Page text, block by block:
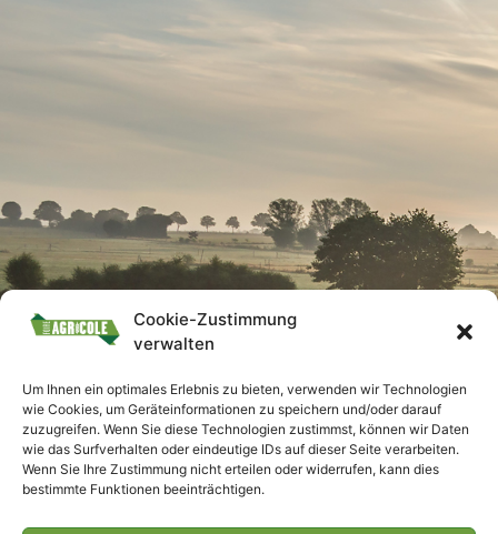
Cookie-Zustimmung
verwalten
Um Ihnen ein optimales Erlebnis zu bieten, verwenden wir Technologien
wie Cookies, um Geräteinformationen zu speichern und/oder darauf
zuzugreifen. Wenn Sie diese Technologien zustimmst, können wir Daten
wie das Surfverhalten oder eindeutige IDs auf dieser Seite verarbeiten.
Wenn Sie Ihre Zustimmung nicht erteilen oder widerrufen, kann dies
bestimmte Funktionen beeinträchtigen.